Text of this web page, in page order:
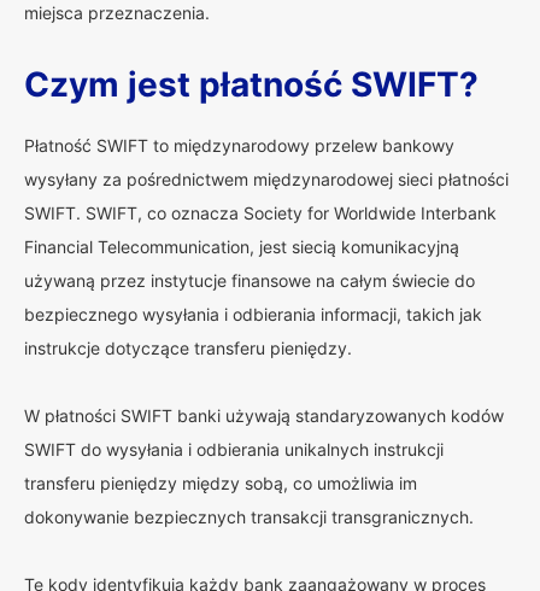
miejsca przeznaczenia.
Czym jest płatność SWIFT?
Płatność SWIFT to międzynarodowy przelew bankowy
wysyłany za pośrednictwem międzynarodowej sieci płatności
SWIFT. SWIFT, co oznacza Society for Worldwide Interbank
Financial Telecommunication, jest siecią komunikacyjną
używaną przez instytucje finansowe na całym świecie do
bezpiecznego wysyłania i odbierania informacji, takich jak
instrukcje dotyczące transferu pieniędzy.
W płatności SWIFT banki używają standaryzowanych kodów
SWIFT do wysyłania i odbierania unikalnych instrukcji
transferu pieniędzy między sobą, co umożliwia im
dokonywanie bezpiecznych transakcji transgranicznych.
Te kody identyfikują każdy bank zaangażowany w proces